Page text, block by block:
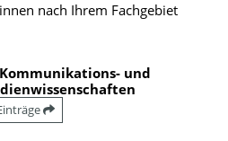
nach Ihrem Fachgebiet
und